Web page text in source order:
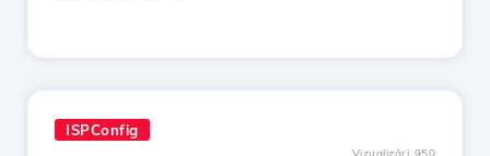
ISPConfig